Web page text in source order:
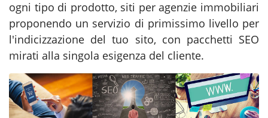
ogni tipo di prodotto, siti per agenzie immobiliari
proponendo un servizio di primissimo livello per
l'indicizzazione del tuo sito, con pacchetti SEO
mirati alla singola esigenza del cliente.